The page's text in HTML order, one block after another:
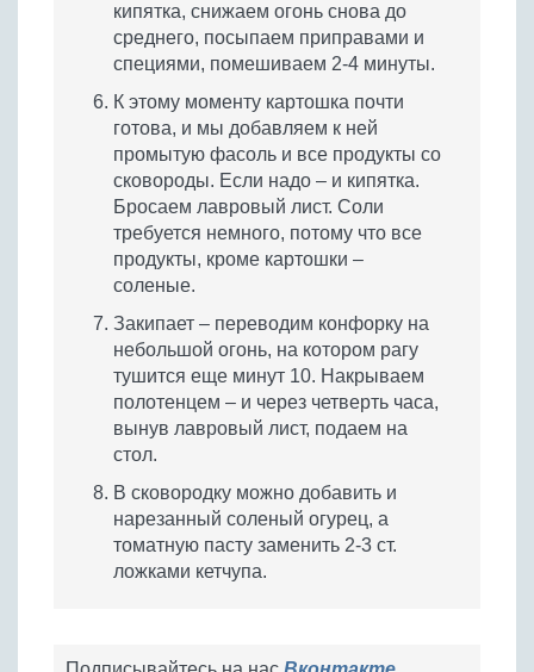
кипятка, снижаем огонь снова до
среднего, посыпаем приправами и
специями, помешиваем 2-4 минуты.
К этому моменту картошка почти
готова, и мы добавляем к ней
промытую фасоль и все продукты со
сковороды. Если надо – и кипятка.
Бросаем лавровый лист. Соли
требуется немного, потому что все
продукты, кроме картошки –
соленые.
Закипает – переводим конфорку на
небольшой огонь, на котором рагу
тушится еще минут 10. Накрываем
полотенцем – и через четверть часа,
вынув лавровый лист, подаем на
стол.
В сковородку можно добавить и
нарезанный соленый огурец, а
томатную пасту заменить 2-3 ст.
ложками кетчупа.